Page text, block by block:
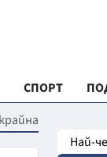
СПОРТ
Най-